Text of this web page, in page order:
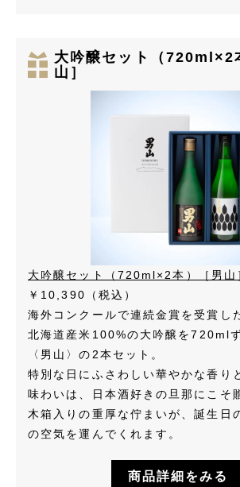
大吟醸セット（720ml×2
山］
大吟醸セット（720ml×2本）［男山
￥10,390（税込）
海外コンクールで連続金賞を受賞し
北海道産米100%の大吟醸を720ml
〈男山〉の2本セット。
特別な日にふさわしい華やかな香り
味わいは、日本酒好きの旦那にこそ
木箱入りの重厚な佇まいが、誕生日
の空気を運んでくれます。
商品詳細をみる